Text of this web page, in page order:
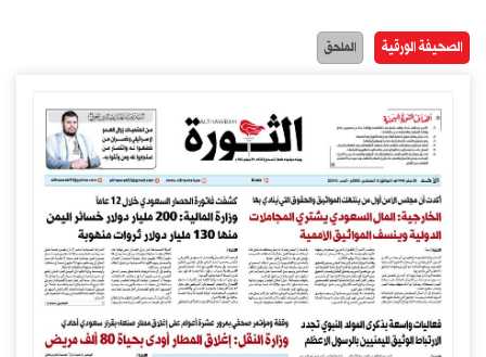
الصحيفة الورقية الملحق